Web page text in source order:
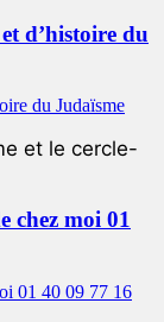
d’histoire du
et le cercle-
chez moi 01